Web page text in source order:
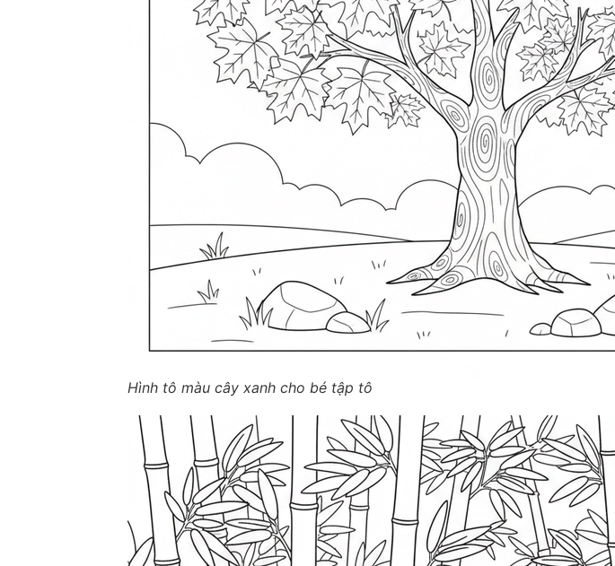
Hình tô màu cây xanh cho bé tập tô